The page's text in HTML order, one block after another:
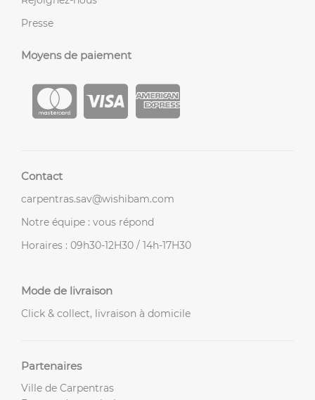
Presse
Moyens de paiement
Contact
carpentras.sav@wishibam.com
Notre équipe : vous répond
Horaires : 09h30-12H30 / 14h-17H30
Mode de livraison
Click & collect, livraison à domicile
Partenaires
Ville de Carpentras